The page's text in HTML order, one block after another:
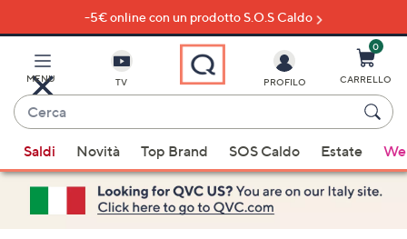
al
principale
-5€ online con un prodotto S.O.S Caldo
MENU TV
Cerca
sono
disponibili
suggerimenti,
usa
PROFILO
0
CARRELLO
Saldi Novità Top Brand SOS Caldo Estate